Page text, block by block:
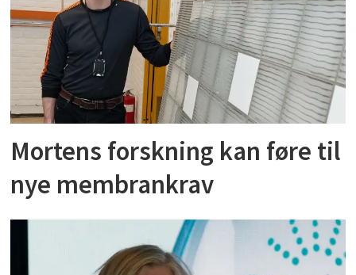
Mortens forskning kan føre til
nye membrankrav